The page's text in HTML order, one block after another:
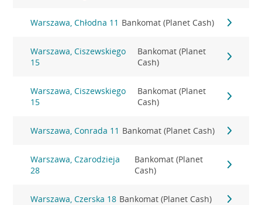
Warszawa, Chłodna 11 Bankomat (Planet Cash)
Warszawa, Ciszewskiego
15
Bankomat (Planet
Cash)
Warszawa, Ciszewskiego
15
Bankomat (Planet
Cash)
Warszawa, Conrada 11 Bankomat (Planet Cash)
Warszawa, Czarodzieja
28
Bankomat (Planet
Cash)
Warszawa, Czerska 18 Bankomat (Planet Cash)